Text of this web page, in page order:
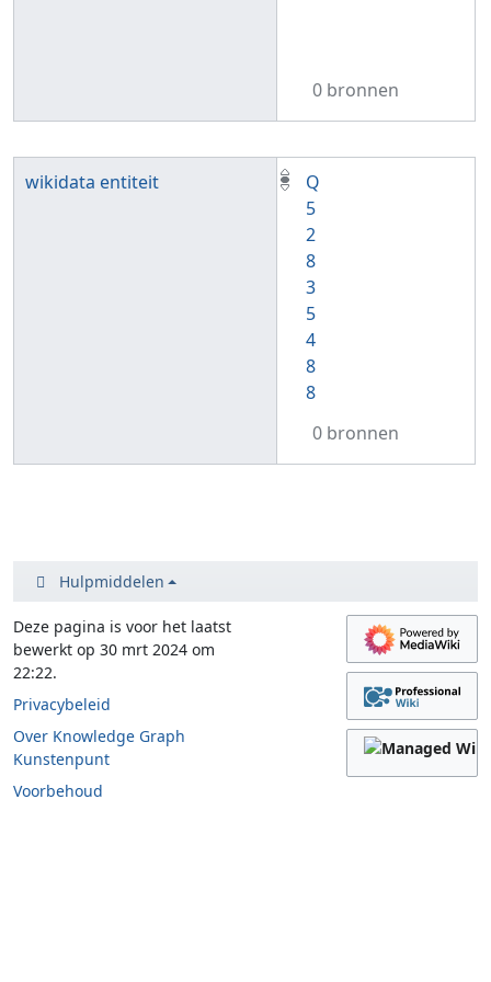
0 bronnen
wikidata entiteit
Q
5
2
8
3
5
4
8
8
0 bronnen
Hulpmiddelen
Deze pagina is voor het laatst
bewerkt op 30 mrt 2024 om
22:22.
Privacybeleid
Over Knowledge Graph
Kunstenpunt
Voorbehoud